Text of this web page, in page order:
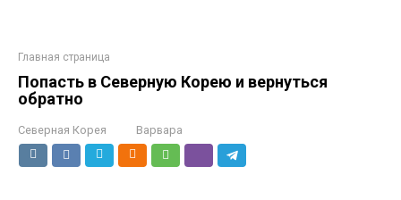
Главная страница
Попасть в Северную Корею и вернуться
обратно
Северная Корея Варвара